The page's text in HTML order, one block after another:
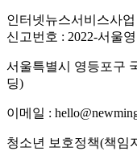
인터넷뉴스서비스사
신고번호 : 2022-서울
서울특별시 영등포구
딩)
이메일 :
청소년 보호정책(책임